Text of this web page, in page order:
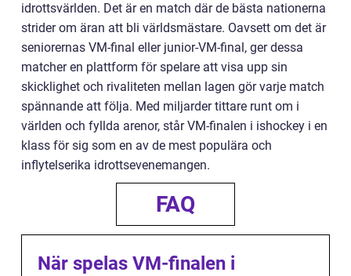
idrottsvärlden. Det är en match där de bästa nationerna
strider om äran att bli världsmästare. Oavsett om det är
seniorernas VM-final eller junior-VM-final, ger dessa
matcher en plattform för spelare att visa upp sin
skicklighet och rivaliteten mellan lagen gör varje match
spännande att följa. Med miljarder tittare runt om i
världen och fyllda arenor, står VM-finalen i ishockey i en
klass för sig som en av de mest populära och
inflytelserika idrottsevenemangen.
FAQ
När spelas VM-finalen i